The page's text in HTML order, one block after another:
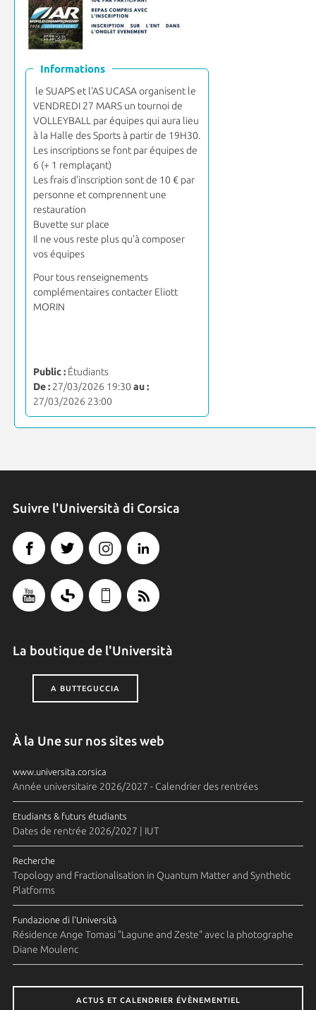
Informations
le SUAPS et l'AS UCASA organisent le
VENDREDI 27 MARS un tournoi de
VOLLEYBALL par équipes qui aura lieu
à la Halle des Sports à partir de 19H30.
Les inscriptions se font par équipes de
6 (+ 1 remplaçant)
Les frais d'inscription sont de 10 € par
personne et comprennent une
restauration
Buvette sur place
Il ne vous reste plus qu'à composer
vos équipes
Pour tous renseignements
complémentaires contacter Eliott
MORIN
Public :Étudiants
De :27/03/2026 19:30 au :
27/03/2026 23:00
Suivre l'Università di Corsica
La boutique de l'Università
A BUTTEGUCCIA
À la Une sur nos sites web
www.universita.corsica
Année universitaire 2026/2027 - Calendrier des rentrées
Etudiants & futurs étudiants
Dates de rentrée 2026/2027 | IUT
Recherche
Topology and Fractionalisation in Quantum Matter and Synthetic
Platforms
Fundazione di l'Università
Résidence Ange Tomasi "Lagune and Zeste" avec la photographe
Diane Moulenc
ACTUS ET CALENDRIER ÉVÈNEMENTIEL